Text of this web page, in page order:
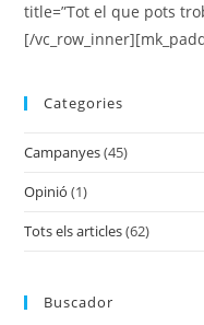
title=”Tot el que pots
[/
Categories
Campanyes(45)
Opinió (1)
Tots els articles(62)
Buscador